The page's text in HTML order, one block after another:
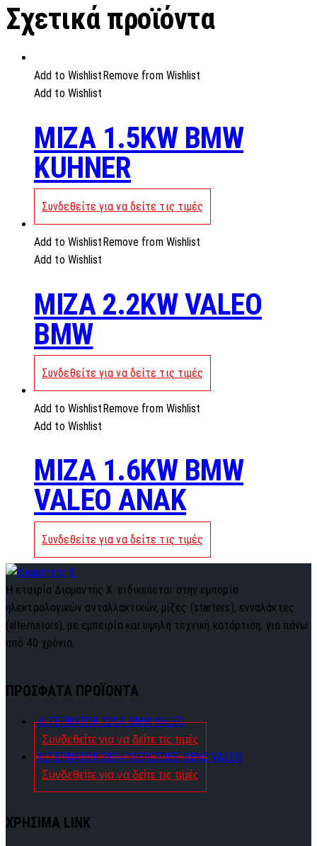
Σχετικά προϊόντα
Add to Wishlist Remove from Wishlist
Add to Wishlist
MIZA 1.5KW BMW
KUHNER
Συνδεθείτε για να δείτε τις τιμές
Add to Wishlist Remove from Wishlist
Add to Wishlist
MIZA 2.2KW VALEO
BMW
Συνδεθείτε για να δείτε τις τιμές
Add to Wishlist Remove from Wishlist
Add to Wishlist
MIZA 1.6KW BMW
VALEO ANAK
Συνδεθείτε για να δείτε τις τιμές
Η εταιρία Διαμαντής Χ. ειδικεύεται στην εμπορία
ηλεκτρολογικών ανταλλακτικών, μίζες (starters), ενναλάκτες
(alternators), με εμπειρία και υψηλή τεχνική κατάρτιση, για πάνω
από 40 χρόνια.
ΠΡΟΣΦΑΤΑ ΠΡΟΪΟΝΤΑ
ALTERNATOR 220A BMW VALEO
Συνδεθείτε για να δείτε τις τιμές
ALTERNATOR 280A MERCEDES-BENZ VALEO
Συνδεθείτε για να δείτε τις τιμές
ΧΡΗΣΙΜΑ LINK